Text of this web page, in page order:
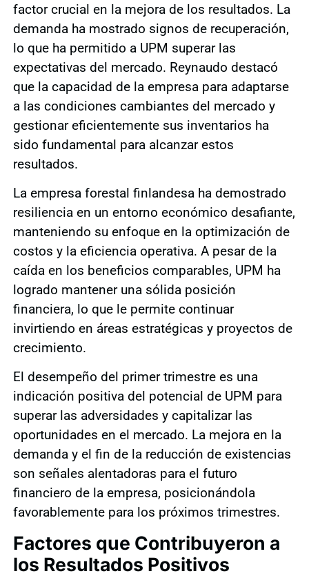
factor crucial en la mejora de los resultados. La
demanda ha mostrado signos de recuperación,
lo que ha permitido a UPM superar las
expectativas del mercado. Reynaudo destacó
que la capacidad de la empresa para adaptarse
a las condiciones cambiantes del mercado y
gestionar eficientemente sus inventarios ha
sido fundamental para alcanzar estos
resultados.
La empresa forestal finlandesa ha demostrado
resiliencia en un entorno económico desafiante,
manteniendo su enfoque en la optimización de
costos y la eficiencia operativa. A pesar de la
caída en los beneficios comparables, UPM ha
logrado mantener una sólida posición
financiera, lo que le permite continuar
invirtiendo en áreas estratégicas y proyectos de
crecimiento.
El desempeño del primer trimestre es una
indicación positiva del potencial de UPM para
superar las adversidades y capitalizar las
oportunidades en el mercado. La mejora en la
demanda y el fin de la reducción de existencias
son señales alentadoras para el futuro
financiero de la empresa, posicionándola
favorablemente para los próximos trimestres.
Factores que Contribuyeron a
los Resultados Positivos